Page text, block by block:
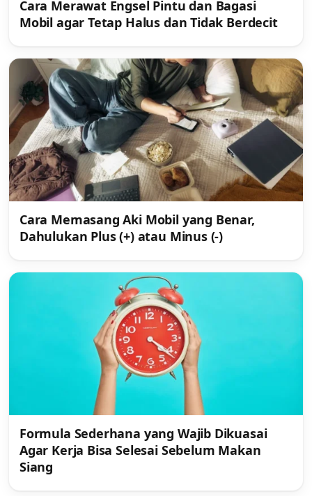
Cara Merawat Engsel Pintu dan Bagasi
Mobil agar Tetap Halus dan Tidak Berdecit
Cara Memasang Aki Mobil yang Benar,
Dahulukan Plus (+) atau Minus (-)
Formula Sederhana yang Wajib Dikuasai
Agar Kerja Bisa Selesai Sebelum Makan
Siang